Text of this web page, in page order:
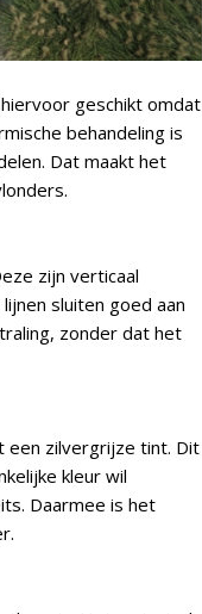
geschikt omdat
behandeling is
Dat maakt het
zijn verticaal
sluiten goed aan
zonder dat het
een zilvergrijze tint. Dit
kleur wil
Daarmee is het